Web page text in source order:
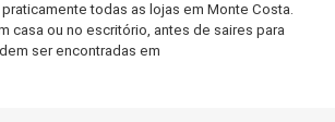
todas as lojas em Monte Costa.
casa ou no escritório, antes de saires para
ser encontradas em